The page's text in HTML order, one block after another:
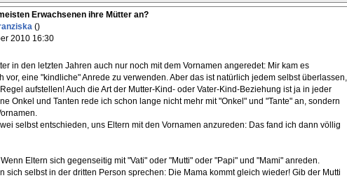
Erwachsenen ihre Mütter an?
()
2010 16:30
in den letzten Jahren auch nur noch mit dem Vornamen angeredet: Mir kam es
vor, eine "kindliche" Anrede zu verwenden. Aber das ist natürlich jedem selbst überlassen,
aufstellen! Auch die Art der Mutter-Kind- oder Vater-Kind-Beziehung ist ja in jeder
Onkel und Tanten rede ich schon lange nicht mehr mit "Onkel" und "Tante" an, sondern
selbst entschieden, uns Eltern mit den Vornamen anzureden: Das fand ich dann völlig
Eltern sich gegenseitig mit "Vati" oder "Mutti" oder "Papi" und "Mami" anreden.
sich selbst in der dritten Person sprechen: Die Mama kommt gleich wieder! Gib der Mutti